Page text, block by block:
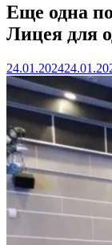
Еще одна
Лицея для
24.01.2024